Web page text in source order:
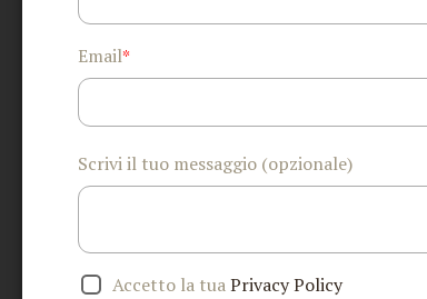
Email*
Scrivi il tuo messaggio (opzionale)
Accetto la tuaPrivacy Policy